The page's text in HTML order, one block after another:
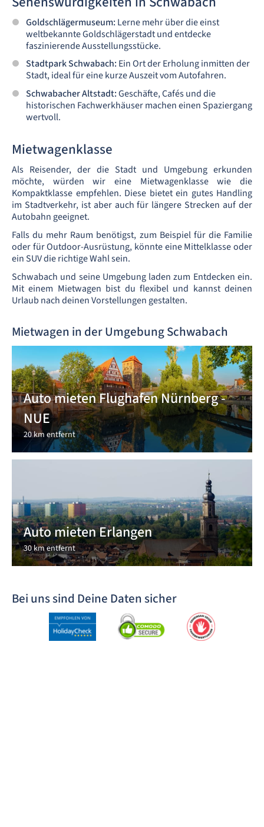
Goldschlägermuseum: Lerne mehr über die einst
weltbekannte Goldschlägerstadt und entdecke
faszinierende Ausstellungsstücke.
Stadtpark Schwabach: Ein Ort der Erholung inmitten der
Stadt, ideal für eine kurze Auszeit vom Autofahren.
Schwabacher Altstadt:Geschäfte, Cafés und die
historischen Fachwerkhäuser machen einen Spaziergang
wertvoll.
Mietwagenklasse
Als Reisender, der die Stadt und Umgebung erkunden
möchte, würden wir eine Mietwagenklasse wie die
Kompaktklasse empfehlen. Diese bietet ein gutes Handling
im Stadtverkehr, ist aber auch für längere Strecken auf der
Autobahn geeignet.
Falls du mehr Raum benötigst, zum Beispiel für die Familie
oder für Outdoor-Ausrüstung, könnte eine Mittelklasse oder
ein SUV die richtige Wahl sein.
Schwabach und seine Umgebung laden zum Entdecken ein.
Mit einem Mietwagen bist du flexibel und kannst deinen
Urlaub nach deinen Vorstellungen gestalten.
Mietwagen in der Umgebung Schwabach
Auto mieten Flughafen Nürnberg -
NUE
20 km entfernt
Auto mieten Erlangen
30 km entfernt
Bei uns sind Deine Daten sicher